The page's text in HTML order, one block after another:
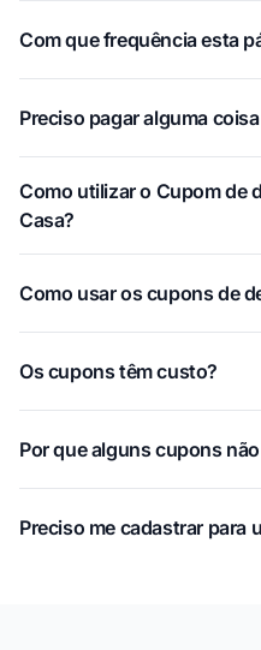
Com que frequência esta
Preciso pagar alguma
Como utilizar o Cupom de
Casa?
Como usar os cupons de
Os cupons têm custo?
Por que alguns cupons
Preciso me cadastrar para